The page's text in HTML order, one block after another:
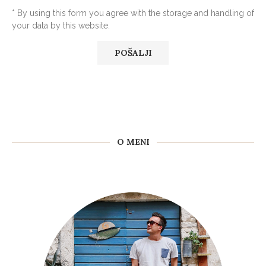
* By using this form you agree with the storage and handling of
your data by this website.
O MENI